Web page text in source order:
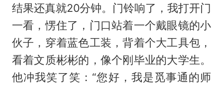
结果还真就20分钟。门铃响了，我打开门
一看，愣住了，门口站着一个戴眼镜的小
伙子，穿着蓝色工装，背着个大工具包，
看着文质彬彬的，像个刚毕业的大学生。
他冲我笑了笑：“您好，我是觅事通的师